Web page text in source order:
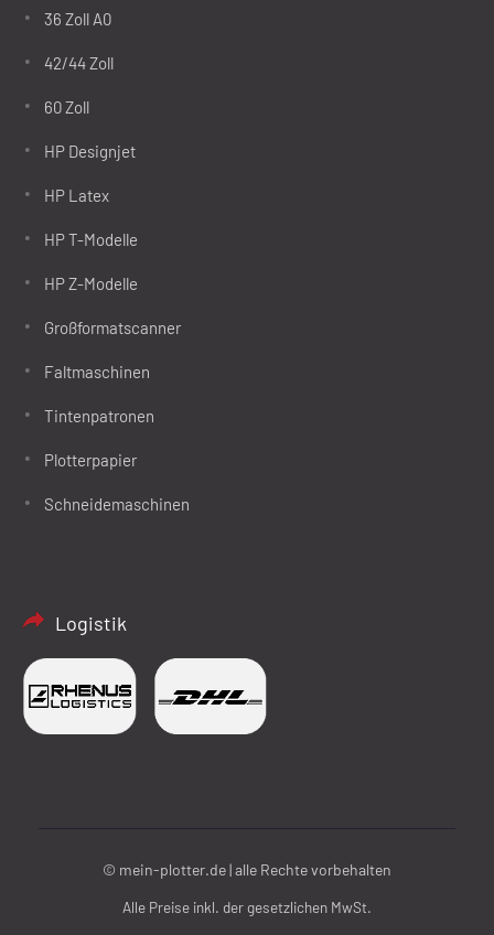
36 Zoll A0
42/44 Zoll
60 Zoll
HP Designjet
HP Latex
HP T-Modelle
HP Z-Modelle
Großformatscanner
Faltmaschinen
Tintenpatronen
Plotterpapier
Schneidemaschinen
Logistik
© mein-plotter.de | alle Rechte vorbehalten
Alle Preise inkl. der gesetzlichen MwSt.